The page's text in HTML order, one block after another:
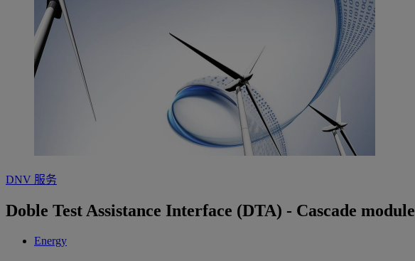
DNV 服务
Doble Test Assistance Interface (DTA) - Cascade module
Energy